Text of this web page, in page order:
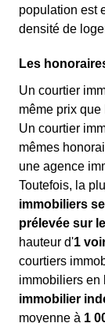
population est
densité de
Les
Un courtier
même prix
Un courtier
mêmes
une agence
Toutefois, la
immobiliers
prélevée sur
hauteur d'1
courtiers
immobiliers en
immobilier
moyenne à 1